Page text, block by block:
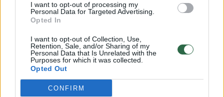
I want to opt-out of processing my
Personal Data for Targeted Advertising.
Opted In
I want to opt-out of Collection, Use,
Retention, Sale, and/or Sharing of my
Personal Data that Is Unrelated with the
Purposes for which it was collected.
Opted Out
CONFIRM
Žinios | Lietuvos diena
Avarija Vilniuje: į stotelę įsirėžęs automobilis sužalojo
dvi moteris
Žinios | Lietuvos diena